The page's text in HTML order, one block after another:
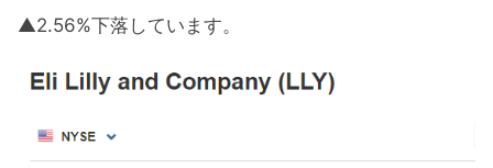
▲2.56%下落しています。